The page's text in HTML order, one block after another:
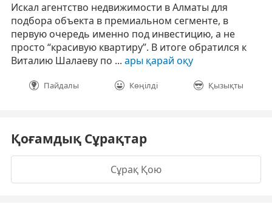
Искал агентство недвижимости в Алматы для
подбора объекта в премиальном сегменте, в
первую очередь именно под инвестицию, а не
просто “красивую квартиру”. В итоге обратился к
Виталию Шалаеву по ... ары қарай оқу
Пайдалы Көңілді Қызықты
Қоғамдық Сұрақтар
Сұрақ Қою